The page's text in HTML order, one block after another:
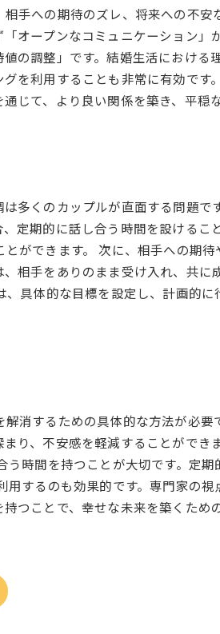
手への期待のズレ、将来への不安
オープンなコミュニケーション」
の調整」です。結婚生活における
を利用することも非常に有効です
じて、より良い関係を築き、平穏
多くのカップルが直面する問題で
定期的に話し合う時間を設けるこ
ができます。 次に、相手への期
相手をありのまま受け入れ、共に
具体的な目標を設定し、計画的に
消するための具体的な方法が必要
り、不安感を軽減することができ
時間を持つことが大切です。定
するのも効果的です。専門家の視
つことで、幸せな未来を築くため